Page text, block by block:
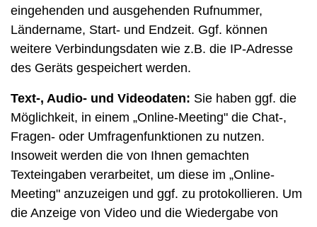
eingehenden und ausgehenden Rufnummer,
Ländername, Start- und Endzeit. Ggf. können
weitere Verbindungsdaten wie z.B. die IP-Adresse
des Geräts gespeichert werden.
Text-, Audio- und Videodaten: Sie haben ggf. die
Möglichkeit, in einem „Online-Meeting" die Chat-,
Fragen- oder Umfragenfunktionen zu nutzen.
Insoweit werden die von Ihnen gemachten
Texteingaben verarbeitet, um diese im „Online-
Meeting" anzuzeigen und ggf. zu protokollieren. Um
die Anzeige von Video und die Wiedergabe von